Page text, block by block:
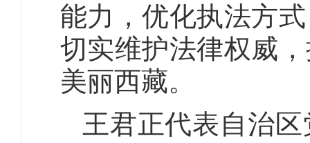
能力，优化执法方
切实维护法律权威
美丽西藏。
王君正代表自治